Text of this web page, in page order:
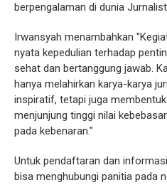
berpengalaman di dunia
Irwansyah menambahkan
nyata kepedulian terhadap
sehat dan bertanggung jawab.
hanya melahirkan karya-karya
inspiratif, tetapi juga
menjunjung tinggi nilai
pada kebenaran."
Untuk pendaftaran dan
bisa menghubungi panitia pada